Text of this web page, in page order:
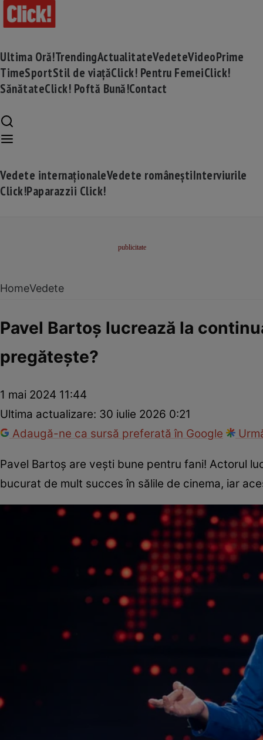
Ultima Oră!TrendingActualitateVedeteVideoPrime
TimeSportStil de viațăClick! Pentru FemeiClick!
SănătateClick! Poftă Bună!Contact
Vedete internaționaleVedete româneștiInterviurile
Click!Paparazzii Click!
HomeVedete
Pavel Bartoș lucrează la
pregătește?
1 mai 2024 11:44
Ultima actualizare: 30 iulie 2026 0:21
Adaugă-ne ca sursă preferată în Google
Pavel Bartoș are vești bune pentru fani! Actorul
bucurat de mult succes în sălile de cinema, iar